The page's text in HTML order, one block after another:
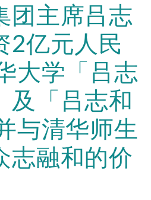
团主席吕志
2亿元人民
大学「吕志
及「吕志和
与清华师生
志融和的价